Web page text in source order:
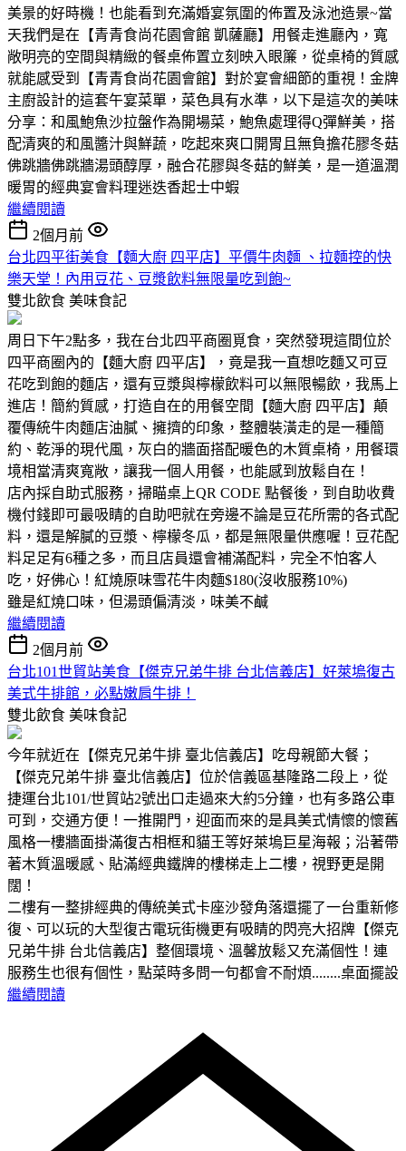
美景的好時機！也能看到充滿婚宴氛圍的佈置及泳池造景~當
天我們是在【青青食尚花園會館 凱薩廳】用餐走進廳內，寬
敞明亮的空間與精緻的餐桌佈置立刻映入眼簾，從桌椅的質感
就能感受到【青青食尚花園會館】對於宴會細節的重視！金牌
主廚設計的這套午宴菜單，菜色具有水準，以下是這次的美味
分享：和風鮑魚沙拉盤作為開場菜，鮑魚處理得Q彈鮮美，搭
配清爽的和風醬汁與鮮蔬，吃起來爽口開胃且無負擔花膠冬菇
佛跳牆佛跳牆湯頭醇厚，融合花膠與冬菇的鮮美，是一道溫潤
暖胃的經典宴會料理迷迭香起士中蝦
繼續閱讀
2個月前
台北四平街美食【麵大廚 四平店】平價牛肉麵 、拉麵控的快
樂天堂！內用豆花、豆漿飲料無限量吃到飽~
雙北飲食 美味食記
周日下午2點多，我在台北四平商圈覓食，突然發現這間位於
四平商圈內的【麵大廚 四平店】，竟是我一直想吃麵又可豆
花吃到飽的麵店，還有豆漿與檸檬飲料可以無限暢飲，我馬上
進店！簡約質感，打造自在的用餐空間【麵大廚 四平店】顛
覆傳統牛肉麵店油膩、擁擠的印象，整體裝潢走的是一種簡
約、乾淨的現代風，灰白的牆面搭配暖色的木質桌椅，用餐環
境相當清爽寬敞，讓我一個人用餐，也能感到放鬆自在！
店內採自助式服務，掃瞄桌上QR CODE 點餐後，到自助收費
機付錢即可最吸睛的自助吧就在旁邊不論是豆花所需的各式配
料，還是解膩的豆漿、檸檬冬瓜，都是無限量供應喔！豆花配
料足足有6種之多，而且店員還會補滿配料，完全不怕客人
吃，好佛心！紅燒原味雪花牛肉麵$180(沒收服務10%)
雖是紅燒口味，但湯頭偏清淡，味美不鹹
繼續閱讀
2個月前
台北101世貿站美食【傑克兄弟牛排 台北信義店】好萊塢復古
美式牛排館，必點嫩肩牛排！
雙北飲食 美味食記
今年就近在【傑克兄弟牛排 臺北信義店】吃母親節大餐；
【傑克兄弟牛排 臺北信義店】位於信義區基隆路二段上，從
捷運台北101/世貿站2號出口走過來大約5分鐘，也有多路公車
可到，交通方便！一推開門，迎面而來的是具美式情懷的懷舊
風格一樓牆面掛滿復古相框和貓王等好萊塢巨星海報；沿著帶
著木質溫暖感、貼滿經典鐵牌的樓梯走上二樓，視野更是開
闊！
二樓有一整排經典的傳統美式卡座沙發角落還擺了一台重新修
復、可以玩的大型復古電玩街機更有吸睛的閃亮大招牌【傑克
兄弟牛排 台北信義店】整個環境、溫馨放鬆又充滿個性！連
服務生也很有個性，點菜時多問一句都會不耐煩........桌面擺設
繼續閱讀